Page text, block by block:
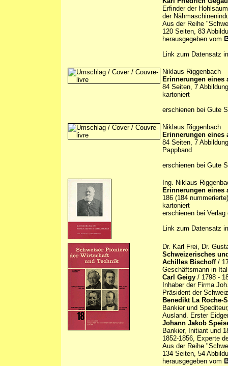
Erfinder der
der
Aus der Reihe
120 Seiten, 83
herausgegeben vom
Link zum Datensatz
Niklaus Riggenbach
Erinnerungen eines
84 Seiten, 7
kartoniert
erschienen bei Gute
Niklaus Riggenbach
Erinnerungen eines
84 Seiten, 7
Pappband
erschienen bei Gute
Ing. Niklaus
Erinnerungen eines
186 (184
kartoniert
erschienen bei
Link zum Datensatz
Dr. Karl Frei, Dr.
Schweizerisches
Achilles Bischoff/
Geschäftsmann in
Carl Geigy / 1798 -
Inhaber der Firma
Präsident der
Benedikt La Roche-
Bankier und
Ausland. Erster
Johann Jakob
Bankier, Initiant und
1852-1856, Experte
Aus der Reihe
134 Seiten, 54
herausgegeben vom